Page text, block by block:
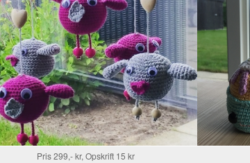
Pris 299,- kr, Opskrift 15 kr